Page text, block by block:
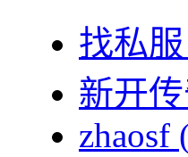
找私服
新开
zhaosf